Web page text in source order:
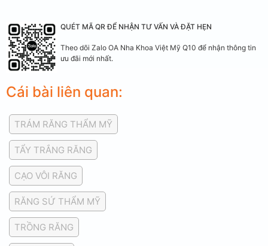
QUÉT MÃ QR ĐỂ NHẬN TƯ VẤN VÀ ĐẶT HẸN
Theo dõi Zalo OA Nha Khoa Việt Mỹ Q10 để nhận thông tin
ưu đãi mới nhất.
Cái bài liên quan:
TRÁM RĂNG THẨM MỸ
TẨY TRẮNG RĂNG
CẠO VÔI RĂNG
RĂNG SỨ THẨM MỸ
TRỒNG RĂNG